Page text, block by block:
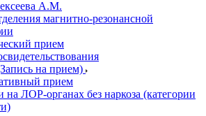
А.М.
магнитно-резонансной
прием
на прием)
прием
на ЛОР-органах без наркоза (категории